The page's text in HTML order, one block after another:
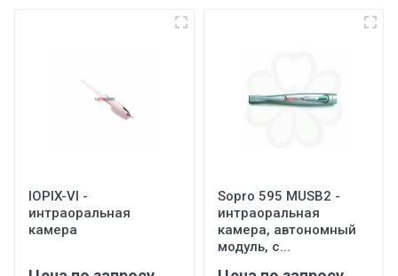
IOPIX-VI -
интраоральная
камера
Sopro 595 MUSB2 -
интраоральная
камера, автономный
модуль, с...